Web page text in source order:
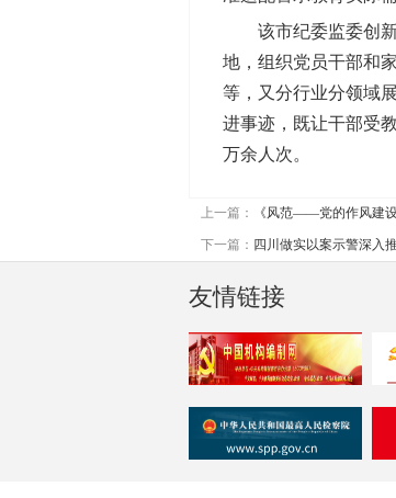
该市纪委监委创新
地，组织党员干部和
等，又分行业分领域
进事迹，既让干部受
万余人次。
上一篇： 《风范——党的作风建
下一篇： 四川做实以案示警深入
友情链接